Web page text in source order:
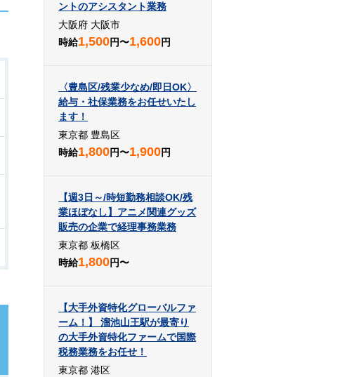
ントのアシスタント業務
大阪府 大阪市
時給1,500円〜1,600円
〈豊島区/残業少なめ/即日OK〉
給与・社保業務をお任せいたし
ます！
東京都 豊島区
時給1,800円〜1,900円
【週3日～/時短勤務相談OK/残
業ほぼなし】アニメ関連グッズ
販売の企業で経理事務業務
東京都 板橋区
時給1,800円〜
【大手外資特化グローバルファ
ーム！】 溜池山王駅が最寄り
の大手外資特化ファームで国際
税務業務をお任せ！
東京都 港区